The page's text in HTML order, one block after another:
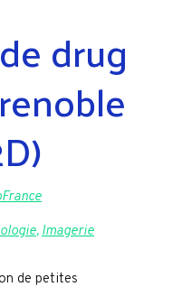
drug
, Imagerie
de petites